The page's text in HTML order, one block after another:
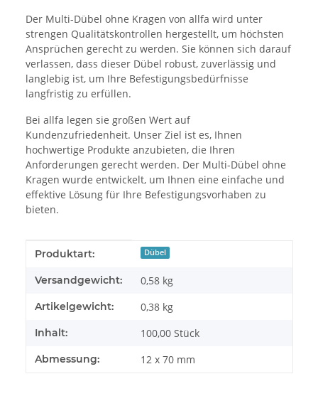
Der Multi-Dübel ohne Kragen von allfa wird unter
strengen Qualitätskontrollen hergestellt, um höchsten
Ansprüchen gerecht zu werden. Sie können sich darauf
verlassen, dass dieser Dübel robust, zuverlässig und
langlebig ist, um Ihre Befestigungsbedürfnisse
langfristig zu erfüllen.
Bei allfa legen sie großen Wert auf
Kundenzufriedenheit. Unser Ziel ist es, Ihnen
hochwertige Produkte anzubieten, die Ihren
Anforderungen gerecht werden. Der Multi-Dübel ohne
Kragen wurde entwickelt, um Ihnen eine einfache und
effektive Lösung für Ihre Befestigungsvorhaben zu
bieten.
Produkteigenschaft
Wert
Produktart: Dübel
Versandgewicht: 0,58 kg
Artikelgewicht: 0,38 kg
Inhalt: 100,00 Stück
Abmessung: 12 x 70 mm